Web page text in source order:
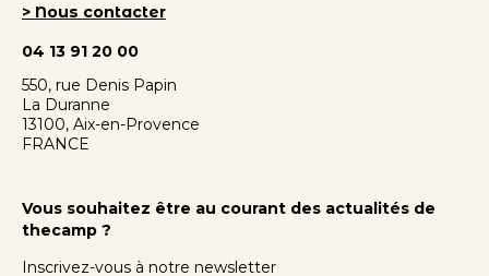
Vous souhaitez être au courant des actualités de
thecamp ?
Inscrivez-vous à notre newsletter
> Nous contacter
04 13 91 20 00
550, rue Denis Papin
La Duranne
13100, Aix-en-Provence
FRANCE